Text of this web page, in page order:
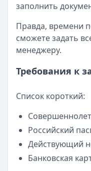
заполнить
Правда, времени
сможете задать
менеджеру.
Требования к
Список короткий:
Российский
Действующий
Банковская